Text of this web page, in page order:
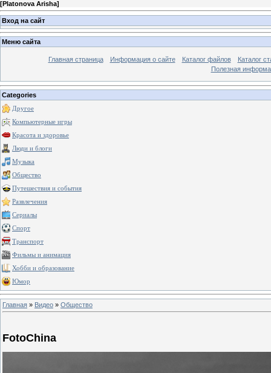
[Platonova Arisha]
Вход на сайт
Меню сайта
Главная страница Информация о сайте Каталог файлов
Каталог
Полезная
Categories
Другое
Компьютерные игры
Красота и здоровье
Люди и блоги
Музыка
Общество
Путешествия и события
Развлечения
Сериалы
Спорт
Транспорт
Фильмы и анимация
Хобби и образование
Юмор
Главная » Видео » Общество
FotoChina